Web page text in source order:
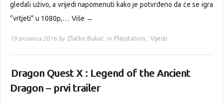
gledali uživo, a vrijedi napomenuti kako je potvrđeno da će se igra
”vrtjeti” u 1080p,… Više →
19 prosinca 2016 by Zlatko Bukač in Playstation , Vijesti
Dragon Quest X : Legend of the Ancient
Dragon – prvi trailer